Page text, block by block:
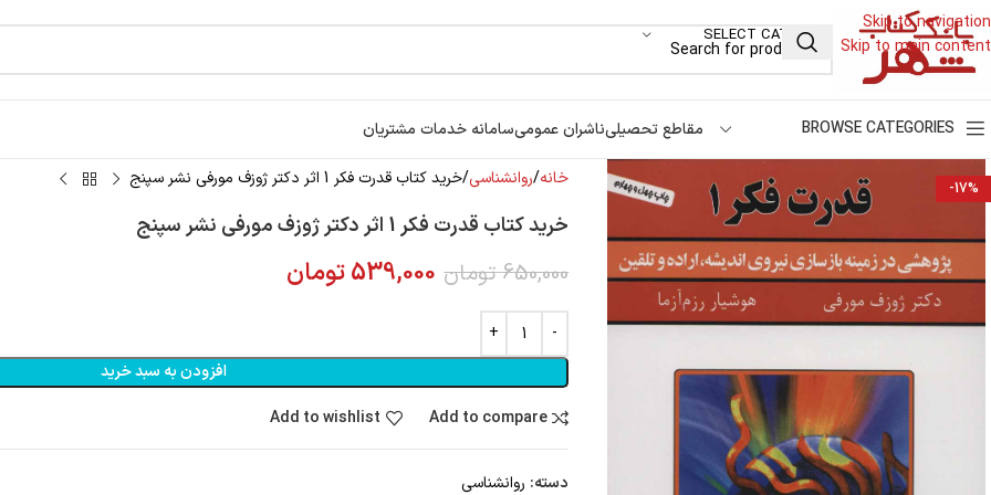
Skip to navigation
Skip to main content
SELECT CATEGORY
BROWSE CATEGORIES مقاطع تحصیلیناشران عمومیسامانه خدمات مشتریان
-17% خانه روانشناسی خرید کتاب قدرت فکر 1 اثر دکتر ژوزف مورفی نشر سپنج
خرید کتاب قدرت فکر 1 اثر دکتر ژوزف مورفی نشر سپنج
650,000 تومان 539,000تومان
افزودن به سبد خرید
Add to compare
Add to wishlist
دسته: روانشناسی